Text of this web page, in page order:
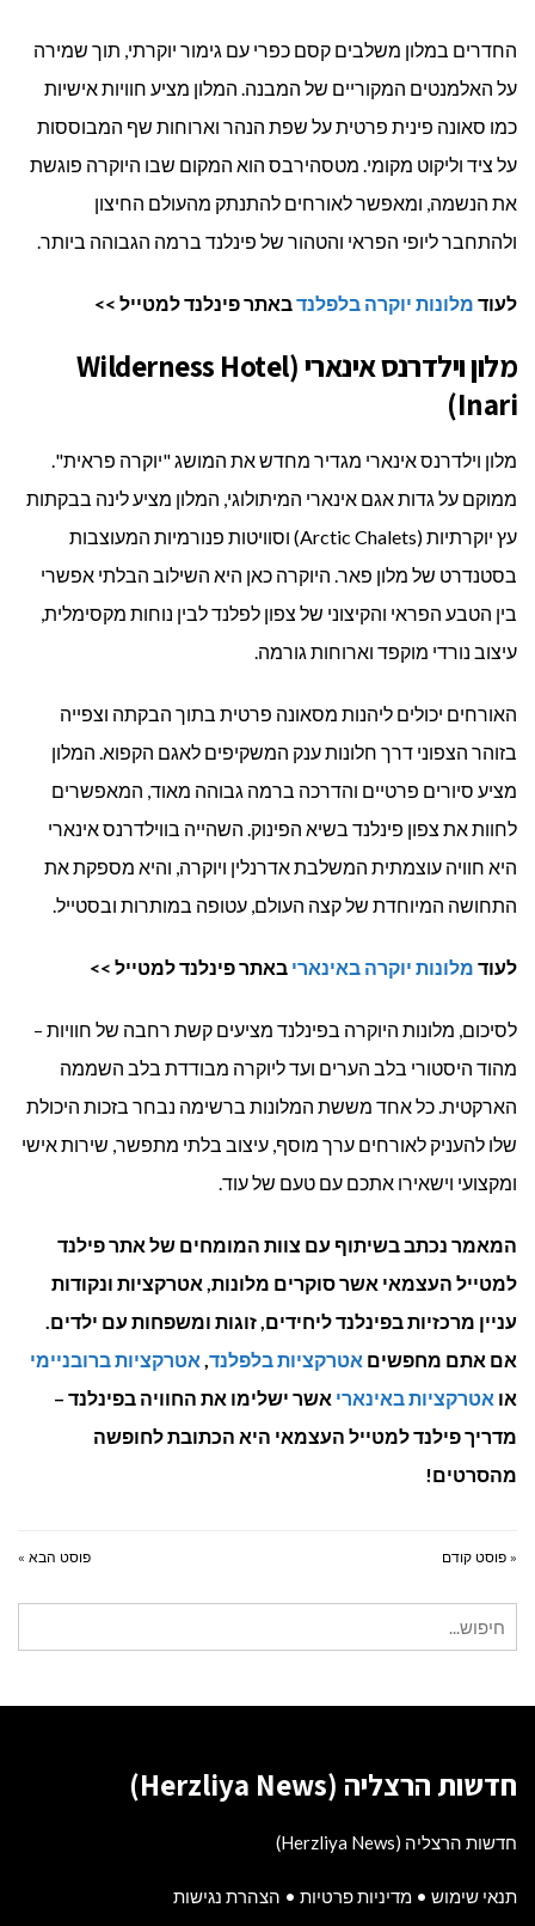
החדרים במלון משלבים קסם כפרי עם גימור יוקרתי, תוך שמירה
על האלמנטים המקוריים של המבנה. המלון מציע חוויות אישיות
כמו סאונה פינית פרטית על שפת הנהר וארוחות שף המבוססות
על ציד וליקוט מקומי. מטסהירבס הוא המקום שבו היוקרה פוגשת
את הנשמה, ומאפשר לאורחים להתנתק מהעולם החיצון
ולהתחבר ליופי הפראי והטהור של פינלנד ברמה הגבוהה ביותר.
לעוד מלונות יוקרה בלפלנדבאתר פינלנד למטייל >>
מלון וילדרנס אינארי (Wilderness Hotel
Inari)
מלון וילדרנס אינארי מגדיר מחדש את המושג "יוקרה פראית".
ממוקם על גדות אגם אינארי המיתולוגי, המלון מציע לינה בבקתות
עץ יוקרתיות (Arctic Chalets) וסוויטות פנורמיות המעוצבות
בסטנדרט של מלון פאר. היוקרה כאן היא השילוב הבלתי אפשרי
בין הטבע הפראי והקיצוני של צפון לפלנד לבין נוחות מקסימלית,
עיצוב נורדי מוקפד וארוחות גורמה.
האורחים יכולים ליהנות מסאונה פרטית בתוך הבקתה וצפייה
בזוהר הצפוני דרך חלונות ענק המשקיפים לאגם הקפוא. המלון
מציע סיורים פרטיים והדרכה ברמה גבוהה מאוד, המאפשרים
לחוות את צפון פינלנד בשיא הפינוק. השהייה בווילדרנס אינארי
היא חוויה עוצמתית המשלבת אדרנלין ויוקרה, והיא מספקת את
התחושה המיוחדת של קצה העולם, עטופה במותרות ובסטייל.
לעוד מלונות יוקרה באינארי באתר פינלנד למטייל >>
לסיכום, מלונות היוקרה בפינלנד מציעים קשת רחבה של חוויות –
מהוד היסטורי בלב הערים ועד ליוקרה מבודדת בלב השממה
הארקטית. כל אחד מששת המלונות ברשימה נבחר בזכות היכולת
שלו להעניק לאורחים ערך מוסף, עיצוב בלתי מתפשר, שירות אישי
ומקצועי וישאירו אתכם עם טעם של עוד.
המאמר נכתב בשיתוף עם צוות המומחים של אתר פילנד
למטייל העצמאי אשר סוקרים מלונות, אטרקציות ונקודות
עניין מרכזיות בפינלנד ליחידים, זוגות ומשפחות עם ילדים.
אם אתם מחפשים אטרקציות בלפלנד, אטרקציות ברובניימי
או אטרקציות באינארי אשר ישלימו את החוויה בפינלנד –
מדריך פילנד למטייל העצמאי היא הכתובת לחופשה
מהסרטים!
« פוסט קודם פוסט הבא »
עבור:
חדשות הרצליה (Herzliya News)
חדשות הרצליה (Herzliya News)
תנאי שימוש • מדיניות פרטיות • הצהרת נגישות